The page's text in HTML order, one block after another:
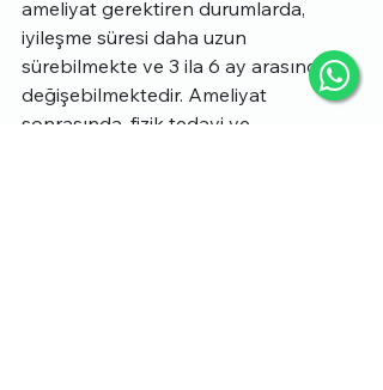
ameliyat gerektiren durumlarda,
iyileşme süresi daha uzun
sürebilmekte ve 3 ila 6 ay arasında
değişebilmektedir. Ameliyat
sonrasında, fizik tedavi ve